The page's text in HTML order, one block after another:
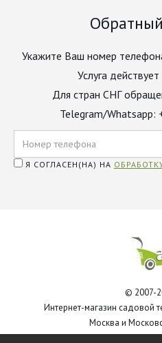
Укажите Ваш номер
Услуга
Для стран СНГ
Telegram/
Я СОГЛАСЕН(НА) НА
© 2007-
Интернет-магазин садовой
Москва и